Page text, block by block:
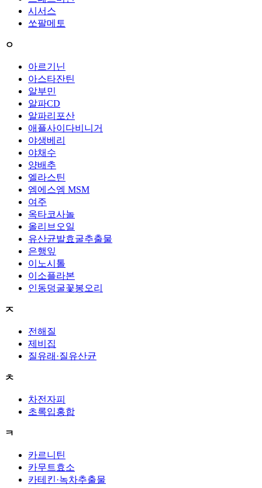
시서스
쏘팔메토
ㅇ
아르기닌
아스타잔틴
알부민
알파CD
알파리포산
애플사이다비니거
야생베리
야채수
양배추
엘라스틴
엠에스엠 MSM
여주
옥타코사놀
올리브오일
유산균발효굴추출물
은행잎
이노시톨
이소플라본
인동덩굴꽃봉오리
ㅈ
전해질
제비집
질유래·질유산균
ㅊ
차전자피
초록입홍합
ㅋ
카르니틴
카무트효소
카테킨·녹차추출물